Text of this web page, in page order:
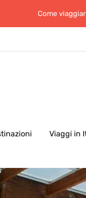
Come
Viaggi in